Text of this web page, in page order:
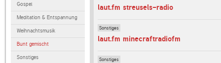
Gospel
Meditation & Entspannung
Weihnachtsmusik
Bunt gemischt
Sonstiges
laut.fm streusels-radio
Sonstiges
laut.fm minecraftradiofm
Sonstiges